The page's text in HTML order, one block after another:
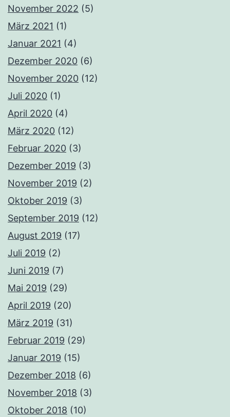
November 2022 (5)
März 2021 (1)
Januar 2021 (4)
Dezember 2020 (6)
November 2020 (12)
Juli 2020 (1)
April 2020 (4)
März 2020 (12)
Februar 2020 (3)
Dezember 2019 (3)
November 2019 (2)
Oktober 2019 (3)
September 2019 (12)
August 2019 (17)
Juli 2019 (2)
Juni 2019 (7)
Mai 2019 (29)
April 2019 (20)
März 2019 (31)
Februar 2019 (29)
Januar 2019 (15)
Dezember 2018 (6)
November 2018 (3)
Oktober 2018 (10)